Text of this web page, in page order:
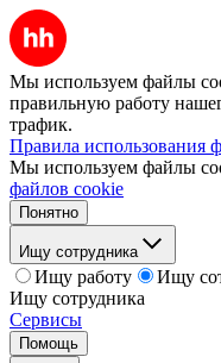
Мы используем файлы
правильную работу
трафик.
Правила использования
Мы используем файлы
файлов cookie
Понятно
Ищу сотрудника
Ищу работу
Ищу
Ищу сотрудника
Сервисы
Помощь